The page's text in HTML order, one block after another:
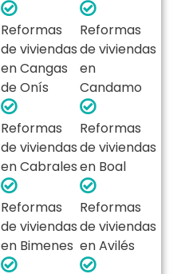
Reformas
de viviendas
en Cangas
de Onís
Reformas
de viviendas
en
Candamo
Reformas
de viviendas
en Cabrales
Reformas
de viviendas
en Boal
Reformas
de viviendas
en Bimenes
Reformas
de viviendas
en Avilés